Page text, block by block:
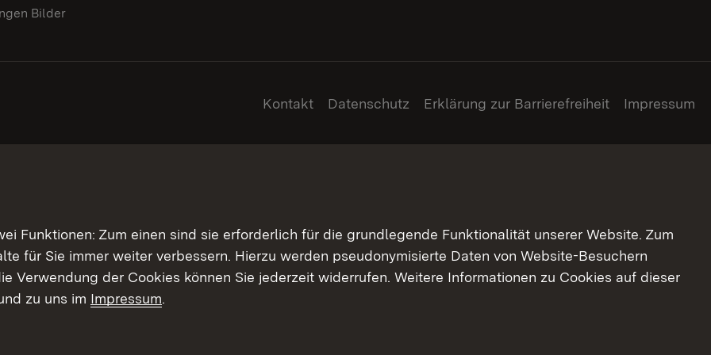
Bilder
Kontakt Datenschutz Erklärung zur Barrierefreiheit Impressum
Funktionen: Zum einen sind sie erforderlich für die grundlegende Funktionalität unserer Website. Zum
für Sie immer weiter verbessern. Hierzu werden pseudonymisierte Daten von Website-Besuchern
Verwendung der Cookies können Sie jederzeit widerrufen. Weitere Informationen zu Cookies auf dieser
zu uns im Impressum.